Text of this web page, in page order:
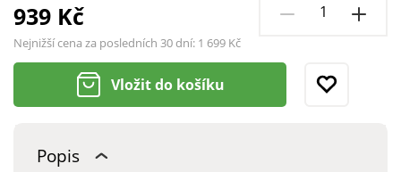
939 Kč
Nejnižší cena za posledních 30 dní: 1 699 Kč
Vložit do košíku
Popis